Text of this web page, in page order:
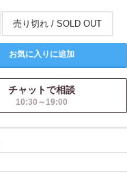
売り切れ / SOLD OUT
チャットで相談
10:30～19:00